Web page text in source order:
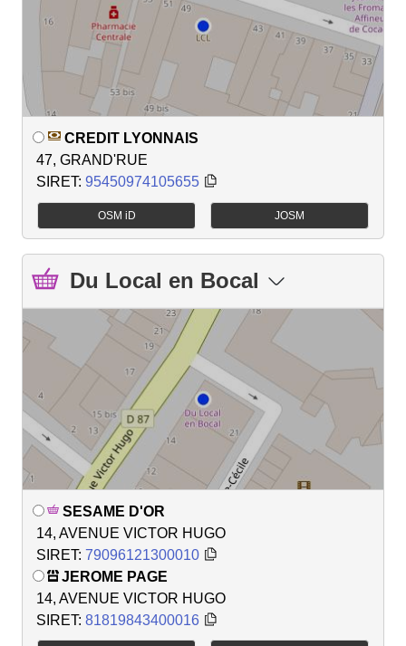
CREDIT LYONNAIS
47, GRAND'RUE
SIRET: 95450974105655
OSM iD JOSM
Du Local en Bocal
SESAME D'OR
14, AVENUE VICTOR HUGO
SIRET: 79096121300010
JEROME PAGE
14, AVENUE VICTOR HUGO
SIRET: 81819843400016